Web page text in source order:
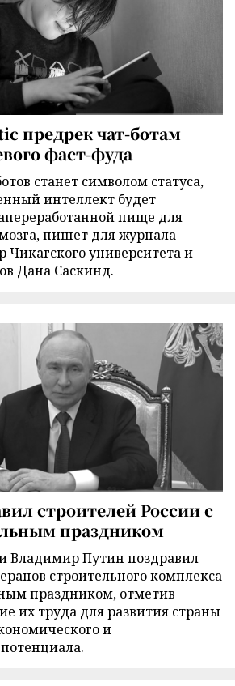
предрек чат-ботам
фаст-фуда
станет символом статуса,
интеллект будет
пище для
пишет для журнала
Чикагского университета и
Дана Саскинд.
строителей России с
праздником
Владимир Путин поздравил
строительного комплекса
праздником, отметив
их труда для развития страны
и